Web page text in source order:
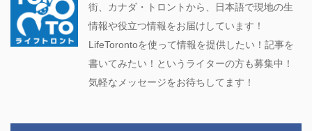
街、カナダ・トロントから、日本語で現地の生
情報や役立つ情報をお届けしています！
LifeTorontoを使って情報を提供したい！記事を
書いてみたい！というライターの方も募集中！
気軽なメッセージをお待ちしてます！